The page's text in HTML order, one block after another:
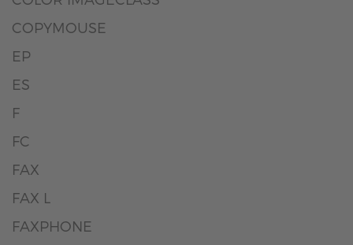
COPYMOUSE
EP
ES
F
FC
FAX
FAX L
FAXPHONE